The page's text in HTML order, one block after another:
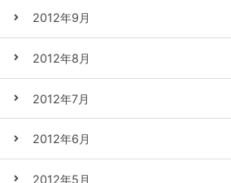
2012年9月
2012年8月
2012年7月
2012年6月
2012年5月